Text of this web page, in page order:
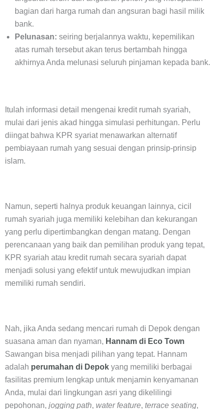
bagian dari harga rumah dan angsuran bagi hasil milik
bank.
Pelunasan: seiring berjalannya waktu, kepemilikan
atas rumah tersebut akan terus bertambah hingga
akhirnya Anda melunasi seluruh pinjaman kepada bank.
Itulah informasi detail mengenai kredit rumah syariah,
mulai dari jenis akad hingga simulasi perhitungan. Perlu
diingat bahwa KPR syariat menawarkan alternatif
pembiayaan rumah yang sesuai dengan prinsip-prinsip
islam.
Namun, seperti halnya produk keuangan lainnya, cicil
rumah syariah juga memiliki kelebihan dan kekurangan
yang perlu dipertimbangkan dengan matang. Dengan
perencanaan yang baik dan pemilihan produk yang tepat,
KPR syariah atau kredit rumah secara syariah dapat
menjadi solusi yang efektif untuk mewujudkan impian
memiliki rumah sendiri.
Nah, jika Anda sedang mencari rumah di Depok dengan
suasana aman dan nyaman, Hannam di Eco Town
Sawangan bisa menjadi pilihan yang tepat. Hannam
adalah perumahan di Depok yang memiliki berbagai
fasilitas premium lengkap untuk menjamin kenyamanan
Anda, mulai dari lingkungan asri yang dikelilingi
pepohonan, jogging path, water feature, terrace seating,